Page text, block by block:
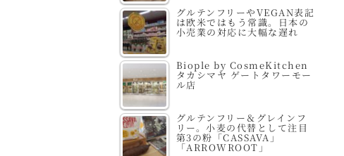
グルテンフリーやVEGAN表記
は欧米ではもう常識。日本の
小売業の対応に大幅な遅れ
Biople by CosmeKitchen
タカシマヤ ゲートタワーモー
ル店
グルテンフリー＆グレインフ
リー。小麦の代替として注目
第3の粉「CASSAVA」
「ARROWROOT」